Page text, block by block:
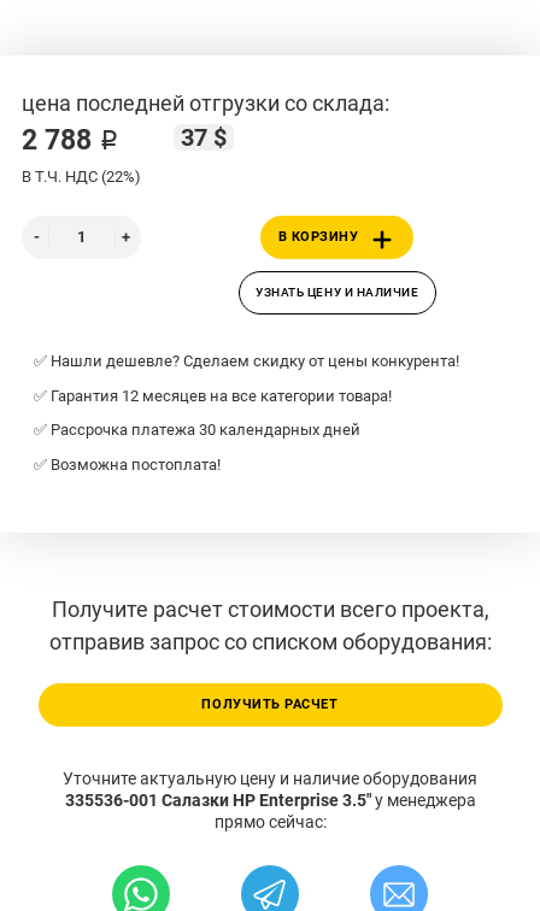
цена последней отгрузки со склада:
2 788 ₽ 37 $
В Т.Ч. НДС (22%)
В КОРЗИНУ
УЗНАТЬ ЦЕНУ И НАЛИЧИЕ
✅ Нашли дешевле? Сделаем скидку от цены конкурента!
✅ Гарантия 12 месяцев на все категории товара!
✅ Рассрочка платежа 30 календарных дней
✅ Возможна постоплата!
Получите расчет стоимости всего проекта,
отправив запрос со списком оборудования:
ПОЛУЧИТЬ РАСЧЕТ
Уточните актуальную цену и наличие оборудования
335536-001 Салазки HP Enterprise 3.5"у менеджера
прямо сейчас: